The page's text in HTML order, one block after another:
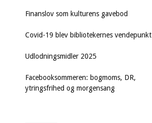
Finanslov som kulturens gavebod
Covid-19 blev bibliotekernes vendepunkt
Udlodningsmidler 2025
Facebooksommeren: bogmoms, DR,
ytringsfrihed og morgensang